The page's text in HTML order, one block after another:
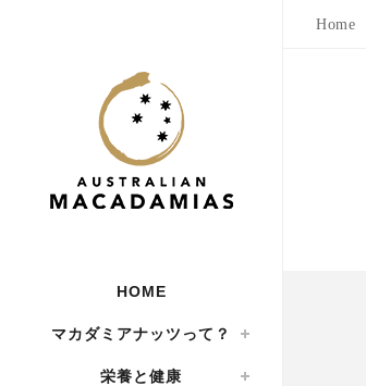
HOME
マカダミアナッツって？
栄養と健康
Home